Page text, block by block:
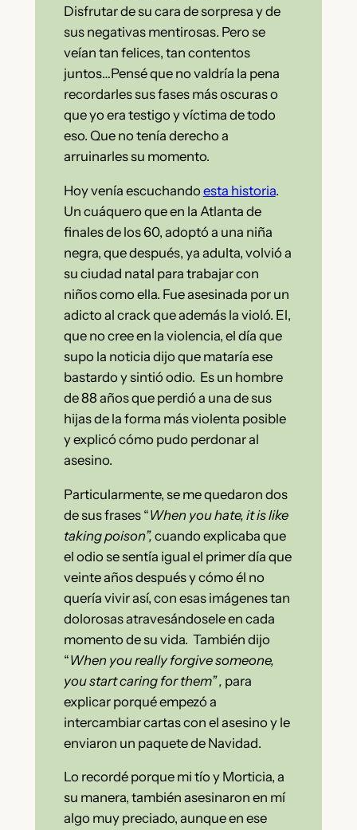
Disfrutar de su cara de sorpresa y de
sus negativas mentirosas. Pero se
veían tan felices, tan contentos
juntos…Pensé que no valdría la pena
recordarles sus fases más oscuras o
que yo era testigo y víctima de todo
eso. Que no tenía derecho a
arruinarles su momento.
Hoy venía escuchando esta historia.
Un cuáquero que en la Atlanta de
finales de los 60, adoptó a una niña
negra, que después, ya adulta, volvió a
su ciudad natal para trabajar con
niños como ella. Fue asesinada por un
adicto al crack que además la violó. El,
que no cree en la violencia, el día que
supo la noticia dijo que mataría ese
bastardo y sintió odio. Es un hombre
de 88 años que perdió a una de sus
hijas de la forma más violenta posible
y explicó cómo pudo perdonar al
asesino.
Particularmente, se me quedaron dos
de sus frases “When you hate, it is like
taking poison”, cuando explicaba que
el odio se sentía igual el primer día que
veinte años después y cómo él no
quería vivir así, con esas imágenes tan
dolorosas atravesándosele en cada
momento de su vida. También dijo
“When you really forgive someone,
you start caring for them”, para
explicar porqué empezó a
intercambiar cartas con el asesino y le
enviaron un paquete de Navidad.
Lo recordé porque mi tío y Morticia, a
su manera, también asesinaron en mí
algo muy preciado, aunque en ese